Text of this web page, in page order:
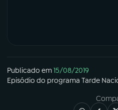
Publicado em15/08/2019
Episódio do programa Tarde